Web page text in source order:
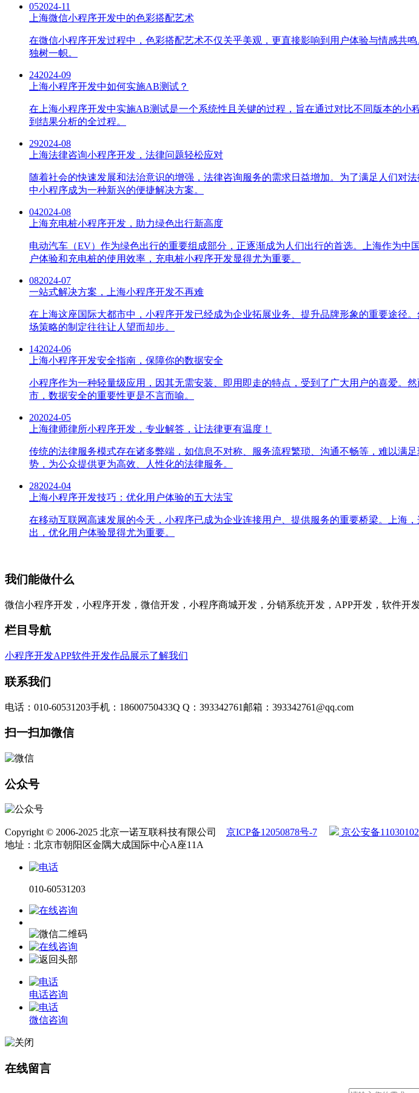
052024-11
上海微信小程序开发中的色彩搭配艺术
在微信小程序开发过程中，色彩搭配艺术不仅关乎美观，更直接影响到用户体验与情感共
独树一帜。
242024-09
上海小程序开发中如何实施AB测试？
在上海小程序开发中实施AB测试是一个系统性且关键的过程，旨在通过对比不同版本的
到结果分析的全过程。
292024-08
上海法律咨询小程序开发，法律问题轻松应对
随着社会的快速发展和法治意识的增强，法律咨询服务的需求日益增加。为了满足人们
中小程序成为一种新兴的便捷解决方案。
042024-08
上海充电桩小程序开发，助力绿色出行新高度
电动汽车（EV）作为绿色出行的重要组成部分，正逐渐成为人们出行的首选。上海作为
户体验和充电桩的使用效率，充电桩小程序开发显得尤为重要。
082024-07
一站式解决方案，上海小程序开发不再难
在上海这座国际大都市中，小程序开发已经成为企业拓展业务、提升品牌形象的重要途径
场策略的制定往往让人望而却步。
142024-06
上海小程序开发安全指南，保障你的数据安全
小程序作为一种轻量级应用，因其无需安装、即用即走的特点，受到了广大用户的喜爱。
市，数据安全的重要性更是不言而喻。
202024-05
上海律师律所小程序开发，专业解答，让法律更有温度！
传统的法律服务模式存在诸多弊端，如信息不对称、服务流程繁琐、沟通不畅等，难以满
势，为公众提供更为高效、人性化的法律服务。
282024-04
上海小程序开发技巧：优化用户体验的五大法宝
在移动互联网高速发展的今天，小程序已成为企业连接用户、提供服务的重要桥梁。上海
出，优化用户体验显得尤为重要。
我们能做什么
微信小程序开发，小程序开发，微信开发，小程序商城开发，分销系统开发，APP开发，软件
栏目导航
小程序开发APP软件开发作品展示了解我们
联系我们
电话：010-60531203手机：18600750433Q Q：393342761 邮箱：393342761@qq.com
扫一扫加微信
公众号
Copyright © 2006-2025 北京一诺互联科技有限公司 京ICP备12050878号-7
京公安备
地址：北京市朝阳区金隅大成国际中心A座11A
010-60531203
电话咨询
微信咨询
在线留言